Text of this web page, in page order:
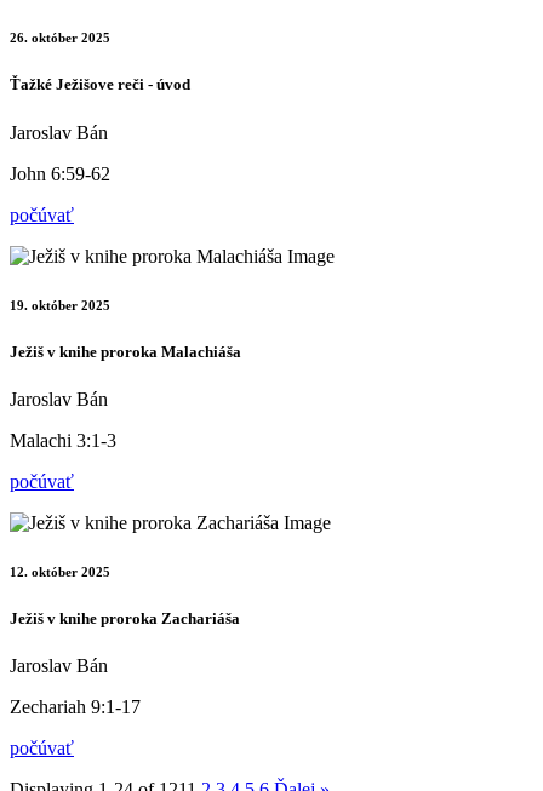
26. október 2025
Ťažké Ježišove reči - úvod
Jaroslav Bán
John 6:59-62
počúvať
19. október 2025
Ježiš v knihe proroka Malachiáša
Jaroslav Bán
Malachi 3:1-3
počúvať
12. október 2025
Ježiš v knihe proroka Zachariáša
Jaroslav Bán
Zechariah 9:1-17
počúvať